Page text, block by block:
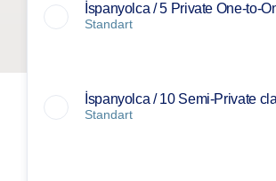
İspanyolca / 5 Private One-to-
Standart
İspanyolca / 10 Semi-Private
Standart